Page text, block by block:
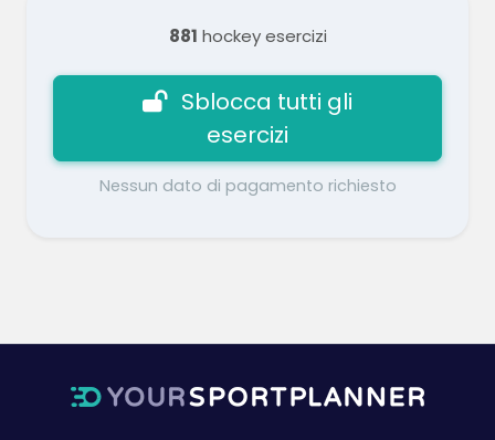
881 hockey esercizi
Sblocca tutti gli
esercizi
Nessun dato di pagamento richiesto